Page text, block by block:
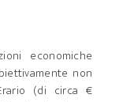
economiche
non
(di circa €